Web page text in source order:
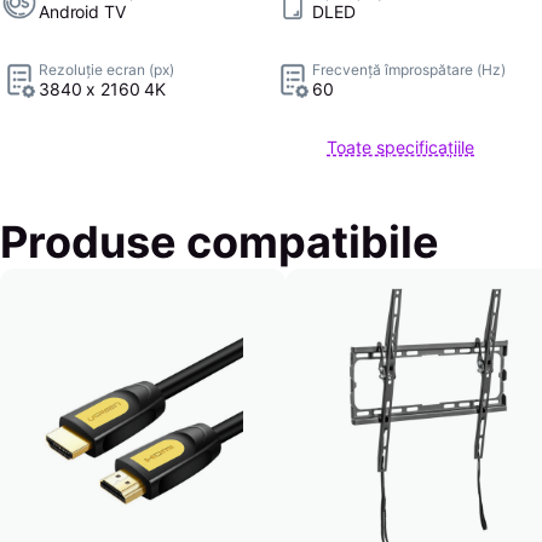
Android TV DLED
Rezoluție ecran (px)
3840 x 2160 4K
Frecvență împrospătare (Hz)
60
Toate specificațiile
Produse compatibile